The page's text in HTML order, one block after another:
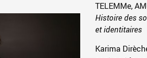
TELEMMe,
Histoire des
et identitaires
Karima